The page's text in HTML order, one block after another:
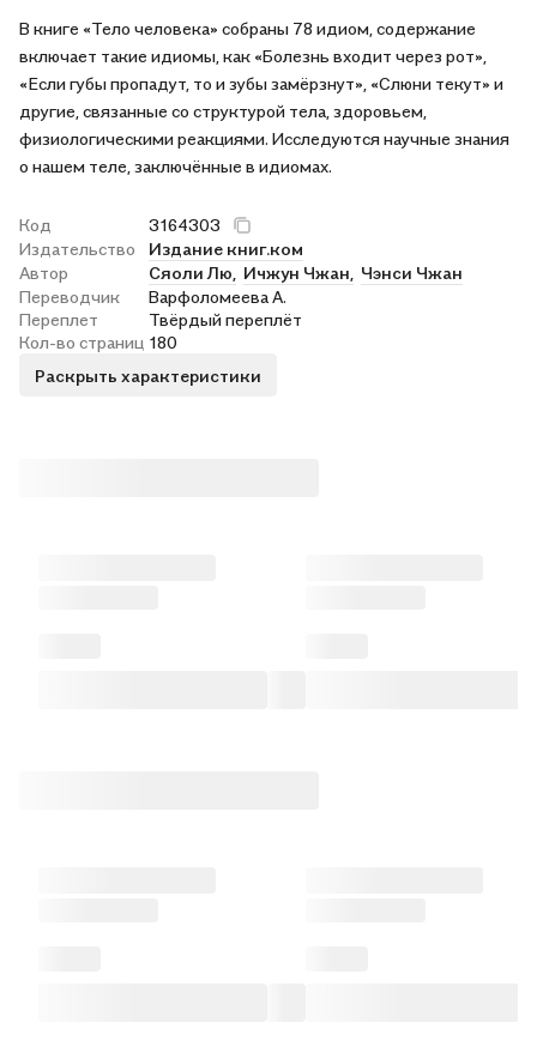
В книге «Тело человека» собраны 78 идиом, содержание
включает такие идиомы, как «Болезнь входит через рот»,
«Если губы пропадут, то и зубы замёрзнут», «Слюни текут» и
другие, связанные со структурой тела, здоровьем,
физиологическими реакциями. Исследуются научные знания
о нашем теле, заключённые в идиомах.
Код
3164303
Издательство
Издание книг.ком
Автор
Сяоли Лю, Ичжун Чжан,
Чэнси Чжан
Переводчик
Варфоломеева А.
Переплет
Твёрдый переплёт
Кол-во страниц 180
Раскрыть характеристики